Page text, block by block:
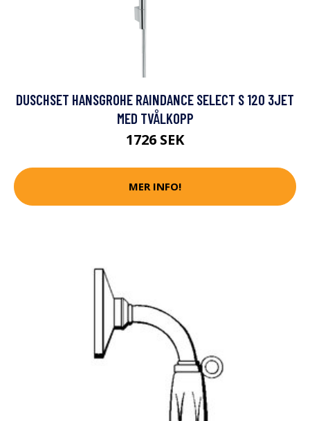
DUSCHSET HANSGROHE RAINDANCE SELECT S 120 3JET
MED TVÅLKOPP
1726 SEK
MER INFO!